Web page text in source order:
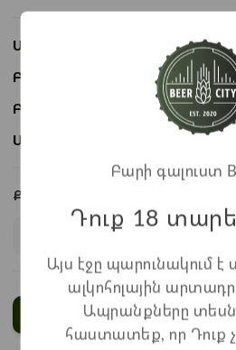
Առկայություն:
Առկա է
Բաժնի անվանում: Пиво
Բրենդ:
Ապրանքի ID:
Քանակ:
Ավելացնել
Բարի գալուստ
Դուք 18
Այս էջը պարունակում է
ալկոհոլային
Ապրանքները
հաստատեք, որ Դուք